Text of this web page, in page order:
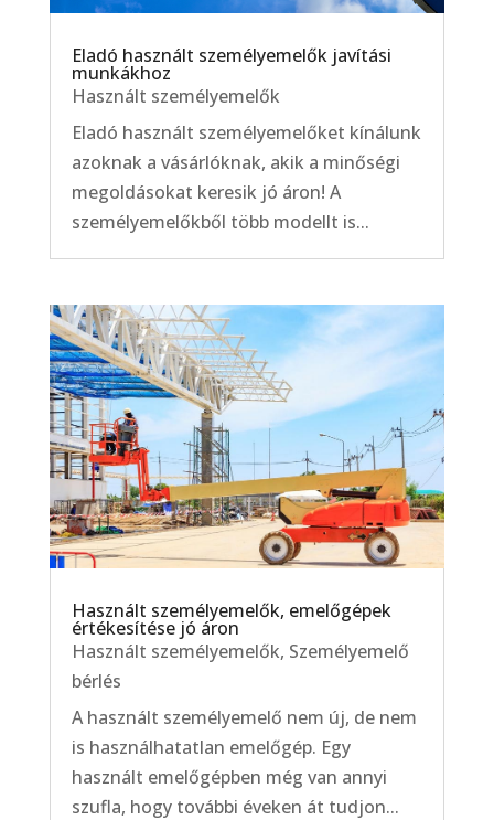
Eladó használt személyemelők javítási
munkákhoz
Használt személyemelők
Eladó használt személyemelőket kínálunk
azoknak a vásárlóknak, akik a minőségi
megoldásokat keresik jó áron! A
személyemelőkből több modellt is...
Használt személyemelők, emelőgépek
értékesítése jó áron
Használt személyemelők, Személyemelő
bérlés
A használt személyemelő nem új, de nem
is használhatatlan emelőgép. Egy
használt emelőgépben még van annyi
szufla, hogy további éveken át tudjon...